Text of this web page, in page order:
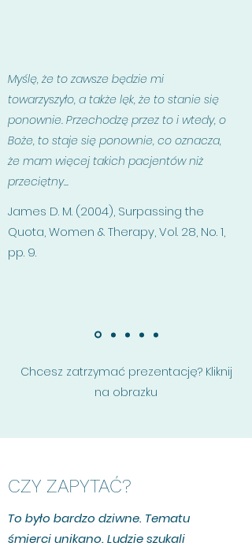
Chcesz zatrzymać prezentację? Kliknij
na obrazku
Myślę, że to zawsze będzie mi
towarzyszyło, a także lęk, że to stanie się
ponownie. Przechodzę przez to i wtedy, o
Boże, to staje się ponownie, co oznacza,
że mam więcej takich pacjentów niż
przeciętny...
James D. M. (2004), Surpassing the
Quota, Women & Therapy, Vol. 28, No. 1,
pp. 9.
CZY ZAPYTAĆ?
To było bardzo dziwne. Tematu
śmierci unikano. Ludzie szukali